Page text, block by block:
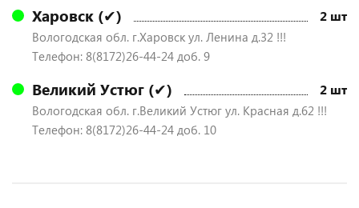
Харовск (✔) 2 шт
Вологодская обл. г.Харовск ул. Ленина д.32 !!!
Телефон: 8(8172)26-44-24 доб. 9
Великий Устюг (✔) 2 шт
Вологодская обл. г.Великий Устюг ул. Красная д.62 !!!
Телефон: 8(8172)26-44-24 доб. 10